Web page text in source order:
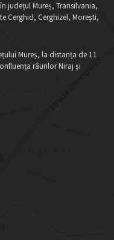
județul Mureș, Transilvania,
Cerghid, Cerghizel, Morești,
Mureș, la distanța de 11
râurilor Niraj și